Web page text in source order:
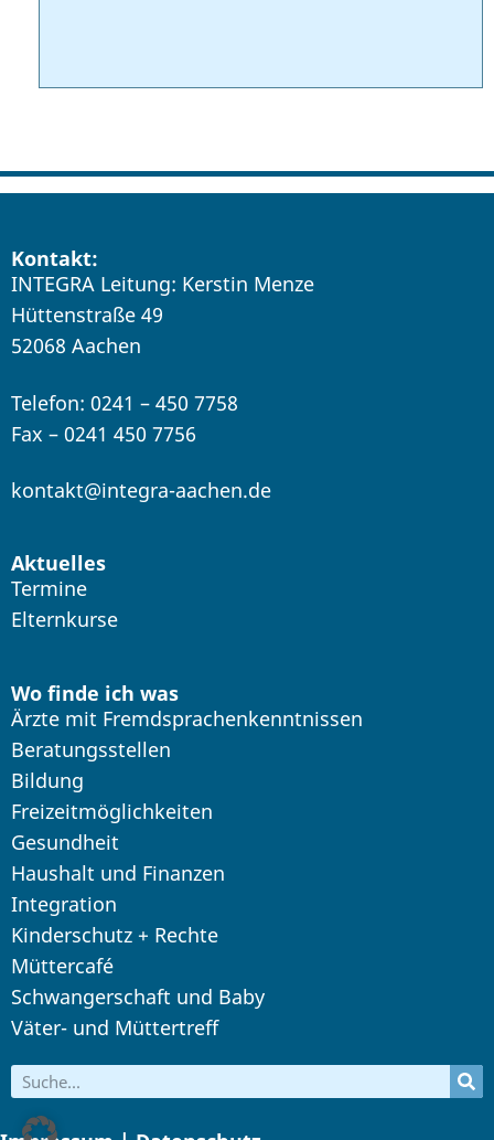
Kontakt:
INTEGRA Leitung: Kerstin Menze
Hüttenstraße 49
52068 Aachen
Telefon: 0241 – 450 7758
Fax – 0241 450 7756
kontakt@integra-aachen.de
Aktuelles
Termine
Elternkurse
Wo finde ich was
Ärzte mit Fremdsprachenkenntnissen
Beratungsstellen
Bildung
Freizeitmöglichkeiten
Gesundheit
Haushalt und Finanzen
Integration
Kinderschutz + Rechte
Müttercafé
Schwangerschaft und Baby
Väter- und Müttertreff